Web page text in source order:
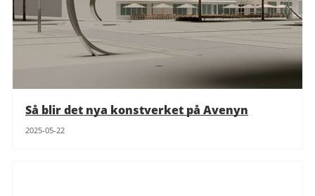
Så blir det nya konstverket på Avenyn
2025-05-22